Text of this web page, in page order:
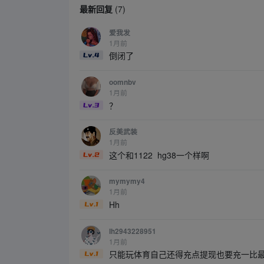
最新回复 (7)
爱我发
1月前
倒闭了
oomnbv
1月前
？
反美武装
1月前
这个和1122 hg38一个样啊
mymymy4
1月前
Hh
lh2943228951
1月前
只能玩体育自己还得充点提现也要充一比